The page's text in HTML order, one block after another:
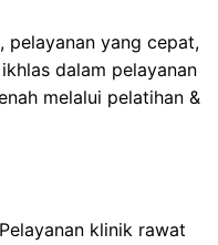
pelayanan yang cepat,
dalam pelayanan
melalui pelatihan &
klinik rawat